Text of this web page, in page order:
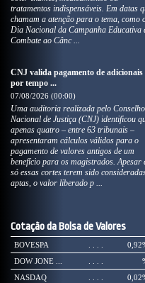
tratamentos indispensáveis. Em datas
chamam a atenção para o tema, como
Dia Nacional da Campanha Educativa
Combate ao Cânc ...
CNJ valida pagamento de adicionais
por tempo ...
07/08/2026 (00:00)
Uma auditoria realizada pelo Conselho
Nacional de Justiça (CNJ) identificou
apenas quatro – entre 63 tribunais –
apresentaram cálculos válidos para o
pagamento de valores antigos de um
benefício para os magistrados. Apesar
só essas cortes terem sido
aptas, o valor liberado p ...
Cotação da Bolsa de Valores
BOVESPA
DOW JONE ...
NASDAQ